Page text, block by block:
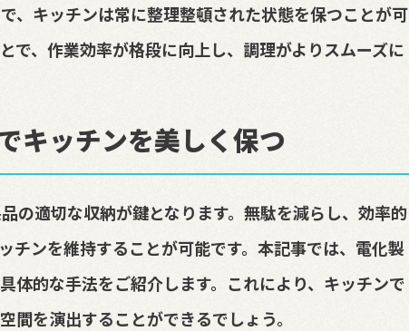
、キッチンは常に整理整頓された状態を保つことが可
で、作業効率が格段に向上し、調理がよりスムーズに
キッチンを美しく保つ
の適切な収納が鍵となります。無駄を減らし、効率的
チンを維持することが可能です。本記事では、電化製
体的な手法をご紹介します。これにより、キッチンで
間を演出することができるでしょう。